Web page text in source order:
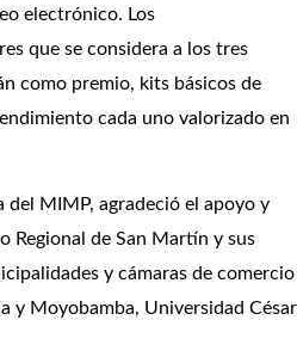
electrónico. Los
que se considera a los tres
como premio, kits básicos de
cada uno valorizado en
del MIMP, agradeció el apoyo y
Regional de San Martín y sus
y cámaras de comercio
y Moyobamba, Universidad César